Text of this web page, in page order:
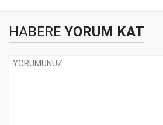
HABERE YORUM KAT